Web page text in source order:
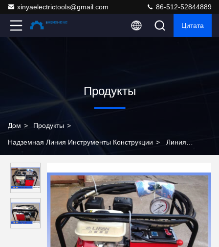
xinyaelectrictools@gmail.com 86-512-52844889
Цитата
Продукты
Дом > Продукты >
Надземная Линия Инструменты Конструкции > Линия
гидронасос 2 этапов